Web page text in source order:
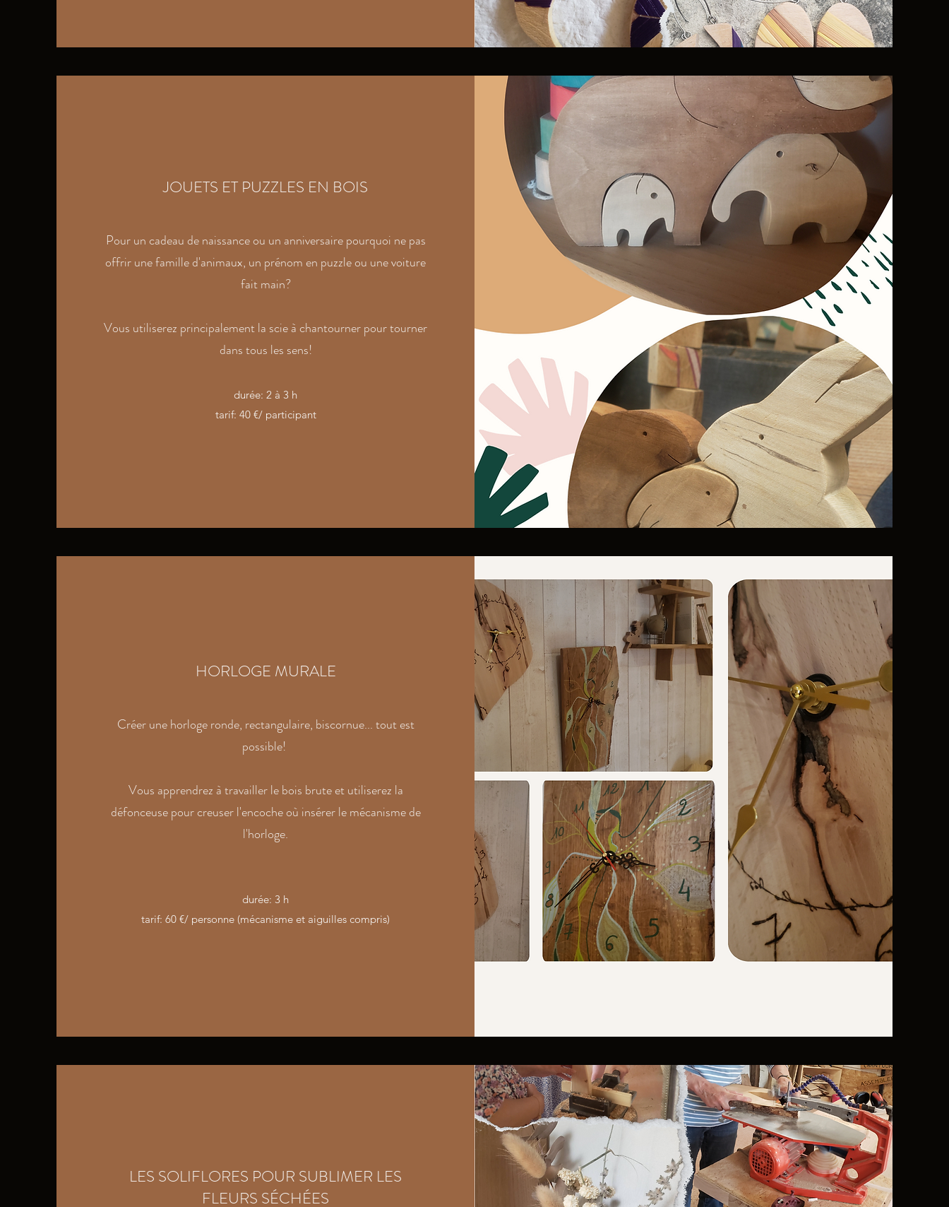
JOUETS ET PUZZLES EN BOIS
Pour un cadeau de naissance ou un anniversaire pourquoi ne pas
offrir une famille d'animaux, un prénom en puzzle ou une voiture
fait main?
Vous utiliserez principalement la scie à chantourner pour tourner
dans tous les sens!
durée: 2 à 3 h
tarif: 40 €/ participant
HORLOGE MURALE
Créer une horloge ronde, rectangulaire, biscornue... tout est
possible!
Vous apprendrez à travailler le bois brute et utiliserez la
défonceuse pour creuser l'encoche où insérer le mécanisme de
l'horloge.
durée: 3 h
tarif: 60 €/ personne (mécanisme et aiguilles compris)
LES SOLIFLORES POUR SUBLIMER LES
FLEURS SÉCHÉES